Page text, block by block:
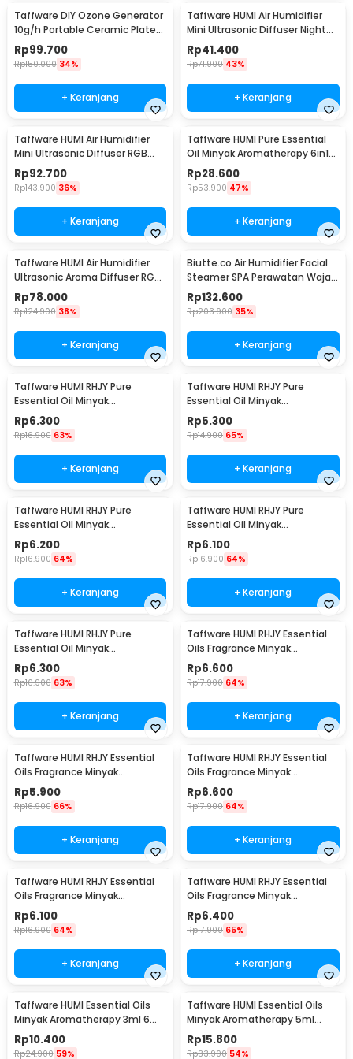
Taffware DIY Ozone Generator
10g/h Portable Ceramic Plate
Air Purifier - VO100
Rp99.700
Rp150.000 34%
+ Keranjang
Taffware HUMI Air Humidifier
Mini Ultrasonic Diffuser Night
LED 300ml - H296
Rp41.400
Rp71.900 43%
+ Keranjang
Taffware HUMI Air Humidifier
Mini Ultrasonic Diffuser RGB
500ml Remote - HUMI H14A
Rp92.700
Rp143.900 36%
+ Keranjang
Taffware HUMI Pure Essential
Oil Minyak Aromatherapy 6in1
10ml - RS-25
Rp28.600
Rp53.900 47%
+ Keranjang
Taffware HUMI Air Humidifier
Ultrasonic Aroma Diffuser RGB
1L - KS-600
Rp78.000
Rp124.900 38%
+ Keranjang
Biutte.co Air Humidifier Facial
Steamer SPA Perawatan Wajah
- 618
Rp132.600
Rp203.900 35%
+ Keranjang
Taffware HUMI RHJY Pure
Essential Oil Minyak
Aromatherapy 10ml Jasmine -
RH-15
Rp6.300
Rp16.900 63%
+ Keranjang
Taffware HUMI RHJY Pure
Essential Oil Minyak
Aromatherapy 10ml Lavender -
RH-15
Rp5.300
Rp14.900 65%
+ Keranjang
Taffware HUMI RHJY Pure
Essential Oil Minyak
Aromatherapy 10ml Rose - RH-
15
Rp6.200
Rp16.900 64%
+ Keranjang
Taffware HUMI RHJY Pure
Essential Oil Minyak
Aromatherapy 10ml Lemon -
RH-15
Rp6.100
Rp16.900 64%
+ Keranjang
Taffware HUMI RHJY Pure
Essential Oil Minyak
Aromatherapy 10ml Ocean -
RH-15
Rp6.300
Rp16.900 63%
+ Keranjang
Taffware HUMI RHJY Essential
Oils Fragrance Minyak
Aromatherapy 10ml Jasmine -
RD-20
Rp6.600
Rp17.900 64%
+ Keranjang
Taffware HUMI RHJY Essential
Oils Fragrance Minyak
Aromatherapy 10ml Strawberry
- RD-20
Rp5.900
Rp16.900 66%
+ Keranjang
Taffware HUMI RHJY Essential
Oils Fragrance Minyak
Aromatherapy 10ml Orange -
RD-20
Rp6.600
Rp17.900 64%
+ Keranjang
Taffware HUMI RHJY Essential
Oils Fragrance Minyak
Aromatherapy 10ml Lavender -
RD-20
Rp6.100
Rp16.900 64%
+ Keranjang
Taffware HUMI RHJY Essential
Oils Fragrance Minyak
Aromatherapy 10ml Mint - RD-
20
Rp6.400
Rp17.900 65%
+ Keranjang
Taffware HUMI Essential Oils
Minyak Aromatherapy 3ml 6
PCS Mixing - RS-15
Rp10.400
Rp24.900 59%
Taffware HUMI Essential Oils
Minyak Aromatherapy 5ml
Mixing 6 PCS Mixing - RS-10
Rp15.800
Rp33.900 54%